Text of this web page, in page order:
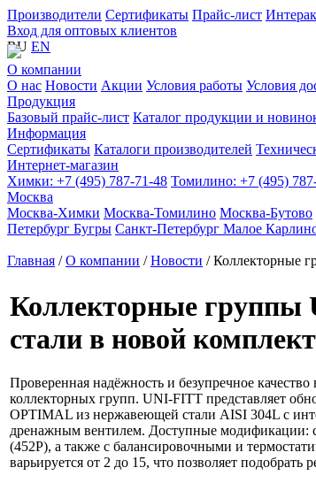
Производители Сертификаты Прайс-лист
Вход для оптовых клиентов
RU EN
О компании
О нас Новости Акции Условия работы Условия
Продукция
Базовый прайс-лист Каталог продукции и
Информация
Сертификаты Каталоги производителей
Интернет-магазин
Химки: +7 (495) 787-71-48 Томилино: +7 (495)
Москва
Москва-Химки Москва-Томилино Москва-Бутово
Петербург Бугры Санкт-Петербург Малое
Главная /О компании /Новости / Коллекторные
Коллекторные
стали в новой
Проверенная надёжность и безупречное
коллекторных групп. UNI-FITT представляет
OPTIMAL из нержавеющей стали AISI 304L с
дренажным вентилем. Доступные модификации:
(452P), а также с балансировочными и
варьируется от 2 до 15, что позволяет